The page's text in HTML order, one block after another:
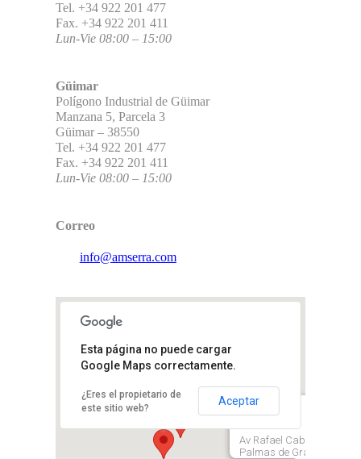
Tel. +34 922 201 477
Fax. +34 922 201 411
Lun-Vie 08:00 – 15:00
Güimar
Polígono Industrial de Güimar
Manzana 5, Parcela 3
Güimar – 38550
Tel. +34 922 201 477
Fax. +34 922 201 411
Lun-Vie 08:00 – 15:00
Correo
info@amserra.com
Cruz de Tenerife
Av Rafael Cabrera, 22,
Palmas de Gran Canaria
Paseo Valle Guimar M IV, 503,
38509 Arafo, Santa Cruz de
Tenerife, España
Esta página no puede cargar
Google Maps correctamente.
¿Eres el propietario de
este sitio web?
Aceptar